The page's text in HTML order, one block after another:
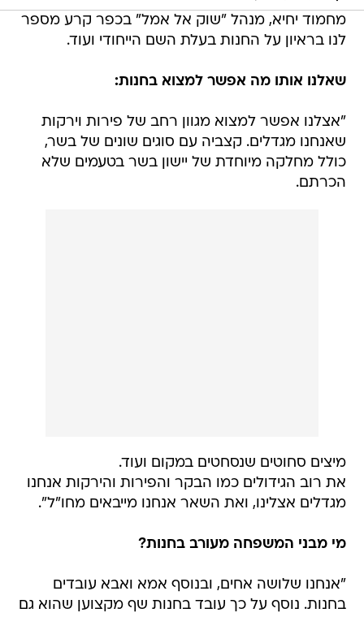
מחמוד יחיא, מנהל "שוק אל אמל" בכפר קרע מספר
לנו בראיון על החנות בעלת השם הייחודי ועוד.
שאלנו אותו מה אפשר למצוא בחנות:
"אצלנו אפשר למצוא מגוון רחב של פירות וירקות
שאנחנו מגדלים. קצביה עם סוגים שונים של בשר,
כולל מחלקה מיוחדת של יישון בשר בטעמים שלא
הכרתם.
מיצים סחוטים שנסחטים במקום ועוד.
את רוב הגידולים כמו הבקר והפירות והירקות אנחנו
מגדלים אצלינו, ואת השאר אנחנו מייבאים מחו"ל".
מי מבני המשפחה מעורב בחנות?
"אנחנו שלושה אחים, ובנוסף אמא ואבא עובדים
בחנות. נוסף על כך עובד בחנות שף מקצוען שהוא גם